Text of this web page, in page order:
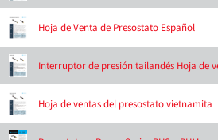
Hoja de Venta de Presostato Español
Interruptor de presión tailandés Hoja de
Hoja de ventas del presostato vietnamita